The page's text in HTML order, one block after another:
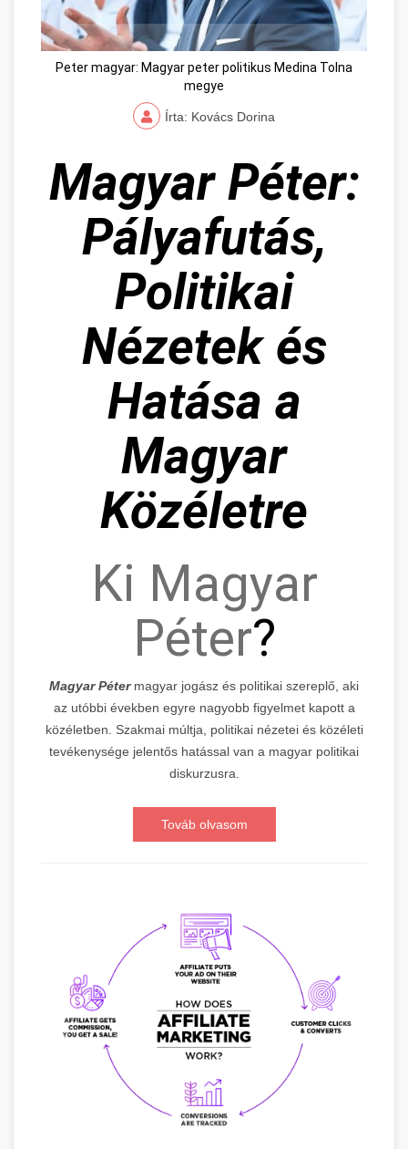
Peter magyar: Magyar peter politikus Medina Tolna
megye
Írta: Kovács Dorina
Magyar Péter:
Pályafutás,
Politikai
Nézetek és
Hatása a
Magyar
Közéletre
Ki Magyar
Péter?
Magyar Pétermagyar jogász és politikai szereplő, aki
az utóbbi években egyre nagyobb figyelmet kapott a
közéletben. Szakmai múltja, politikai nézetei és közéleti
tevékenysége jelentős hatással van a magyar politikai
diskurzusra.
Továb olvasom